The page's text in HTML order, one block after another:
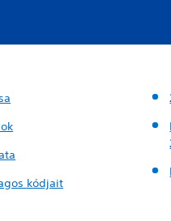
kódjait